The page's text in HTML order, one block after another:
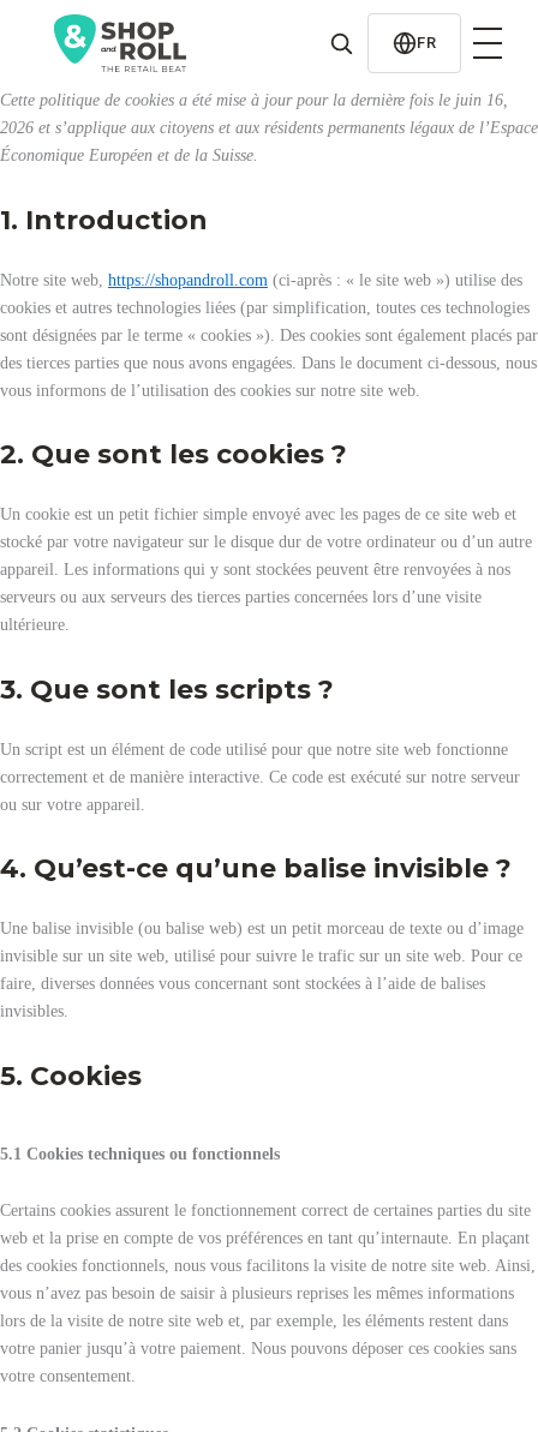
contenido
FR
Cette politique de cookies a été mise à jour pour la dernière fois le juin 16,
2026 et s’applique aux citoyens et aux résidents permanents légaux de l’Espace
Économique Européen et de la Suisse.
1. Introduction
Notre site web, https://shopandroll.com (ci-après : « le site web ») utilise des
cookies et autres technologies liées (par simplification, toutes ces technologies
sont désignées par le terme « cookies »). Des cookies sont également placés par
des tierces parties que nous avons engagées. Dans le document ci-dessous, nous
vous informons de l’utilisation des cookies sur notre site web.
2. Que sont les cookies ?
Un cookie est un petit fichier simple envoyé avec les pages de ce site web et
stocké par votre navigateur sur le disque dur de votre ordinateur ou d’un autre
appareil. Les informations qui y sont stockées peuvent être renvoyées à nos
serveurs ou aux serveurs des tierces parties concernées lors d’une visite
ultérieure.
3. Que sont les scripts ?
Un script est un élément de code utilisé pour que notre site web fonctionne
correctement et de manière interactive. Ce code est exécuté sur notre serveur
ou sur votre appareil.
4. Qu’est-ce qu’une balise invisible ?
Une balise invisible (ou balise web) est un petit morceau de texte ou d’image
invisible sur un site web, utilisé pour suivre le trafic sur un site web. Pour ce
faire, diverses données vous concernant sont stockées à l’aide de balises
invisibles.
5. Cookies
5.1 Cookies techniques ou fonctionnels
Certains cookies assurent le fonctionnement correct de certaines parties du site
web et la prise en compte de vos préférences en tant qu’internaute. En plaçant
des cookies fonctionnels, nous vous facilitons la visite de notre site web. Ainsi,
vous n’avez pas besoin de saisir à plusieurs reprises les mêmes informations
lors de la visite de notre site web et, par exemple, les éléments restent dans
votre panier jusqu’à votre paiement. Nous pouvons déposer ces cookies sans
votre consentement.